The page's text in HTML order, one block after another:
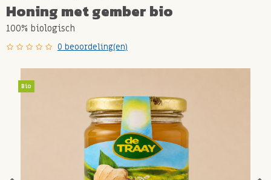
Honing met gember bio
100% biologisch
0 beoordeling(en)
Bio